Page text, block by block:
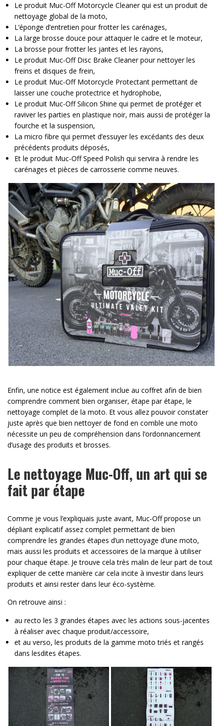
Le produit Muc-Off Motorcycle Cleaner qui est un produit de
nettoyage global de la moto,
L’éponge d’entretien pour frotter les carénages,
La large brosse douce pour attaquer le cadre et le moteur,
La brosse pour frotter les jantes et les rayons,
Le produit Muc-Off Disc Brake Cleaner pour nettoyer les
freins et disques de frein,
Le produit Muc-Off Motorcycle Protectant permettant de
laisser une couche protectrice et hydrophobe,
Le produit Muc-Off Silicon Shine qui permet de protéger et
raviver les parties en plastique noir, mais aussi de protéger la
fourche et la suspension,
La micro fibre qui permet d’essuyer les excédants des deux
précédents produits déposés,
Et le produit Muc-Off Speed Polish qui servira à rendre les
carénages et pièces de carrosserie comme neuves.
Enfin, une notice est également inclue au coffret afin de bien
comprendre comment bien organiser, étape par étape, le
nettoyage complet de la moto. Et vous allez pouvoir constater
juste après que bien nettoyer de fond en comble une moto
nécessite un peu de compréhension dans l’ordonnancement
d’usage des produits et brosses.
Le nettoyage Muc-Off, un art qui se
fait par étape
Comme je vous l’expliquais juste avant, Muc-Off propose un
dépliant explicatif assez complet permettant de bien
comprendre les grandes étapes d’un nettoyage d’une moto,
mais aussi les produits et accessoires de la marque à utiliser
pour chaque étape. Je trouve cela très malin de leur part de tout
expliquer de cette manière car cela incite à investir dans leurs
produits et ainsi rester dans leur éco-système.
On retrouve ainsi :
au recto les 3 grandes étapes avec les actions sous-jacentes
à réaliser avec chaque produit/accessoire,
et au verso, les produits de la gamme moto triés et rangés
dans lesdites étapes.